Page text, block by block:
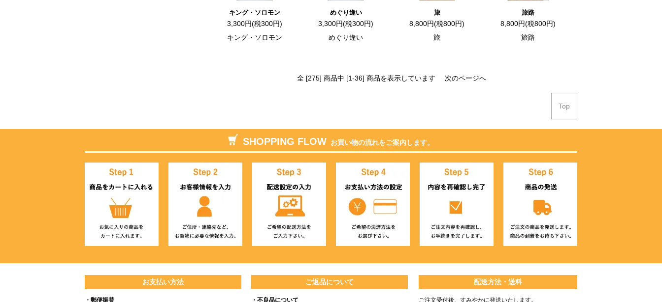
キング・ソロモン
3,300円(税300円)
キング・ソロモン
めぐり逢い
3,300円(税300円)
めぐり逢い
旅
8,800円(税800円)
旅
旅路
8,800円(税800円)
旅路
全 [275] 商品中 [1-36] 商品を表示しています 次のページへ
Top
SHOPPING FLOW お買い物の流れをご案内します。
お支払い方法
・郵便振替
ご返品について
・不良品について
配送方法・送料
ご注文受付後、すみやかに発送いたします。